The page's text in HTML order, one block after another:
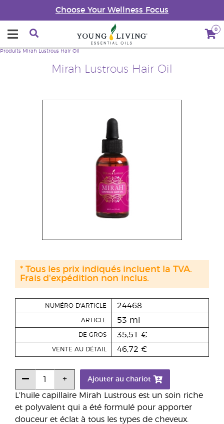
Choose Your Wellness Focus
0
Mirah Lustrous Hair Oil
Produits Mirah Lustrous Hair Oil
L’huile capillaire Mirah Lustrous est un soin riche
et polyvalent qui a été formulé pour apporter
douceur et éclat à tous les types de cheveux.
NUMÉRO D'ARTICLE 24468
ARTICLE 53 ml
DE GROS 35,51 €
VENTE AU DÉTAIL 46,72 €
Ajouter au chariot
* Tous les prix indiqués incluent la TVA.
Frais d'expédition non inclus.